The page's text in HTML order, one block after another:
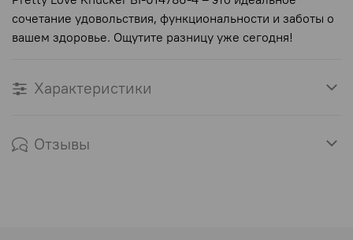
сочетание удовольствия, функциональности и заботы о
вашем здоровье. Ощутите разницу уже сегодня!
Характеристики
Отзывы